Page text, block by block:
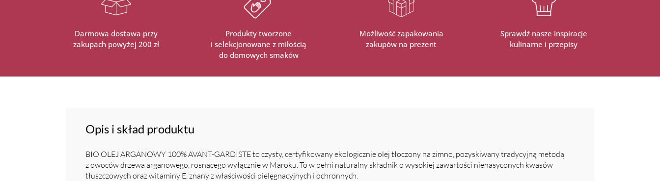
Darmowa dostawa przy
zakupach powyżej 200 zł
Produkty tworzone
i selekcjonowane z miłością
do domowych smaków
Możliwość zapakowania
zakupów na prezent
Sprawdź nasze inspiracje
kulinarne i przepisy
Opis i skład produktu
BIO OLEJ ARGANOWY 100% AVANT-GARDISTE to czysty, certyfikowany ekologicznie olej tłoczony na zimno, pozyskiwany tradycyjną metodą
z owoców drzewa arganowego, rosnącego wyłącznie w Maroku. To w pełni naturalny składnik o wysokiej zawartości nienasyconych kwasów
tłuszczowych oraz witaminy E, znany z właściwości pielęgnacyjnych i ochronnych.